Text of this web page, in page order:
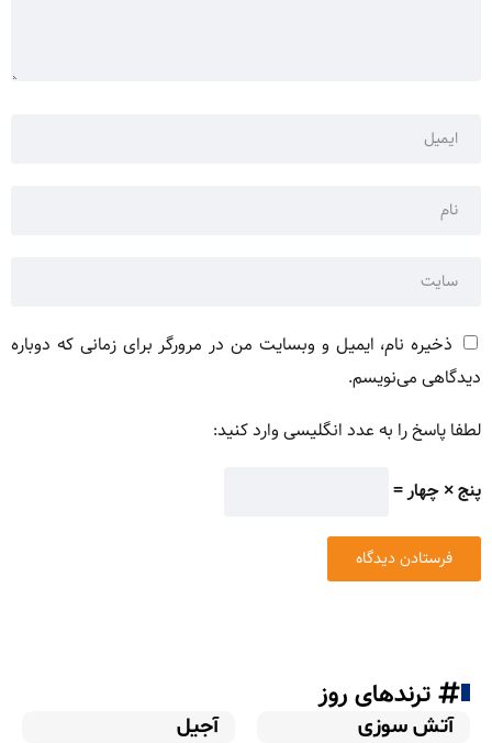
ذخیره نام، ایمیل و وبسایت من در مرورگر برای زمانی که دوباره
دیدگاهی می‌نویسم.
لطفا پاسخ را به عدد انگلیسی وارد کنید:
پنج × چهار =
ترندهای روز
آتش سوزی
آجیل